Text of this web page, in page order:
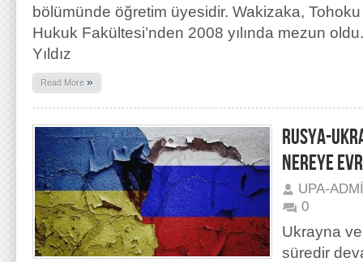
bölümünde öğretim üyesidir. Wakizaka,
Hukuk Fakültesi’nden 2008 yılında mezun
Yıldız
Read More »
RUSYA-
NEREYE
UPA-
0
Ukrayna
süredir